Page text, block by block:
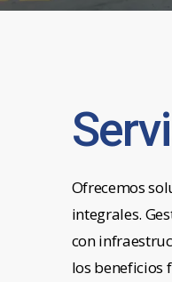
Ofrecemos
integrales.
con
los beneficios